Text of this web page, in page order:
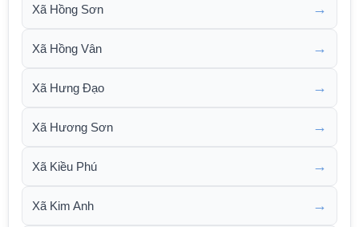
Xã Hồng Sơn →
Xã Hồng Vân →
Xã Hưng Đạo →
Xã Hương Sơn →
Xã Kiều Phú →
Xã Kim Anh →